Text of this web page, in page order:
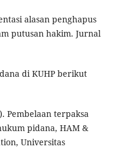
alasan penghapus
putusan hakim. Jurnal
di KUHP berikut
Pembelaan terpaksa
pidana, HAM &
Universitas